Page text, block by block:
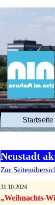
Startseite
Neustadt
Zur
31.10.2024
„Weihnachts-